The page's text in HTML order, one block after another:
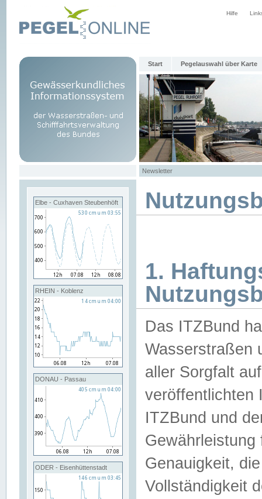
Hilfe
Start Pegelauswahl über Karte
Newsletter
Elbe - Cuxhaven Steubenhöft
RHEIN - Koblenz
DONAU - Passau
ODER - Eisenhüttenstadt
1.
Das ITZBund
Wasserstraßen
aller Sorgfalt
veröffentlichten
ITZBund und
Genauigkeit,
Vollständigkeit